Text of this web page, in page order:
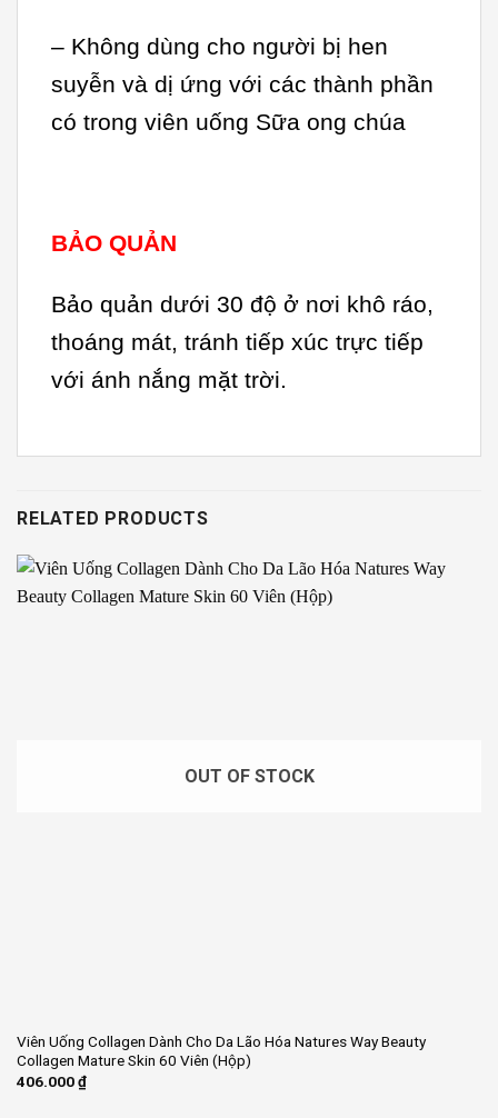
– Không dùng cho người bị hen
suyễn và dị ứng với các thành phần
có trong viên uống Sữa ong chúa
BẢO QUẢN
Bảo quản dưới 30 độ ở nơi khô ráo,
thoáng mát, tránh tiếp xúc trực tiếp
với ánh nắng mặt trời.
RELATED PRODUCTS
OUT OF STOCK
Viên Uống Collagen Dành Cho Da Lão Hóa Natures Way Beauty
Collagen Mature Skin 60 Viên (Hộp)
406.000₫